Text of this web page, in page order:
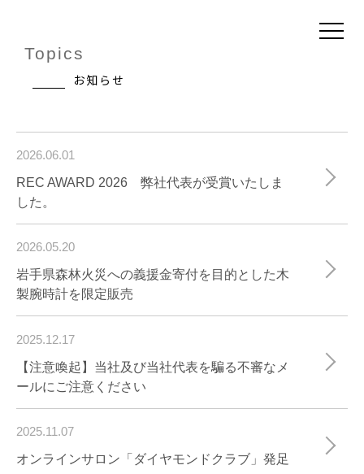
Topics
お知らせ
2026.06.01
REC AWARD 2026 弊社代表が受賞いたしま
した。
2026.05.20
岩手県森林火災への義援金寄付を目的とした木
製腕時計を限定販売
2025.12.17
【注意喚起】当社及び当社代表を騙る不審なメ
ールにご注意ください
2025.11.07
オンラインサロン「ダイヤモンドクラブ」発足